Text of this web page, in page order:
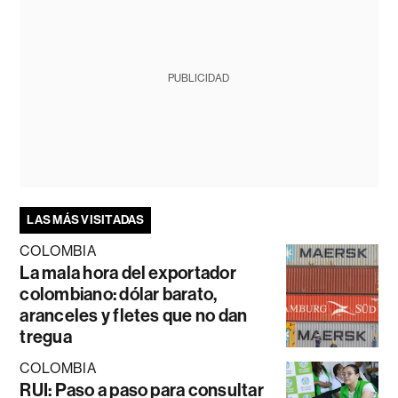
PUBLICIDAD
LAS MÁS VISITADAS
COLOMBIA
La mala hora del exportador
colombiano: dólar barato,
aranceles y fletes que no dan
tregua
COLOMBIA
RUI: Paso a paso para consultar